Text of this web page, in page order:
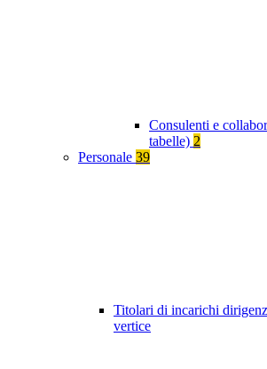
Consulenti e
tabelle) 2
Personale 39
Titolari di incarichi
vertice